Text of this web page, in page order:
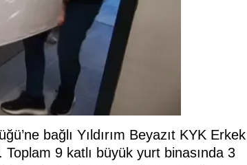
bağlı Yıldırım Beyazıt KYK Erkek
9 katlı büyük yurt binasında 3